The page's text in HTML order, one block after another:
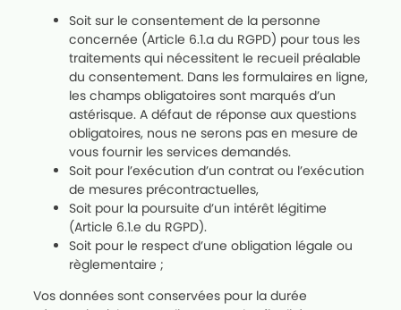
Soit sur le consentement de la personne
concernée (Article 6.1.a du RGPD) pour tous les
traitements qui nécessitent le recueil préalable
du consentement. Dans les formulaires en ligne,
les champs obligatoires sont marqués d’un
astérisque. A défaut de réponse aux questions
obligatoires, nous ne serons pas en mesure de
vous fournir les services demandés.
Soit pour l’exécution d’un contrat ou l’exécution
de mesures précontractuelles,
Soit pour la poursuite d’un intérêt légitime
(Article 6.1.e du RGPD).
Soit pour le respect d’une obligation légale ou
règlementaire ;
Vos données sont conservées pour la durée